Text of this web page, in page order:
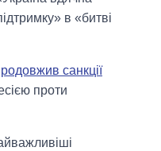
в «битві
санкції
проти